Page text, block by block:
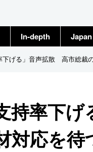
In-depth
下げる」音声拡散 高市総裁
持率下
対応を待